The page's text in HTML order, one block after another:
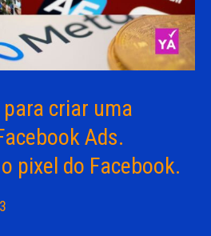
criar uma
Ads.
pixel do Facebook.